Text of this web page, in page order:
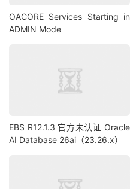
pwd from dual;
OACORE Services Starting in
ADMIN Mode
EBS R12.1.3 官方未认证 Oracle
AI Database 26ai（23.26.x）